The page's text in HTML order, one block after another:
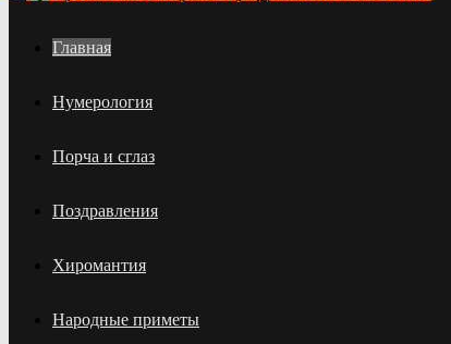
Главная
Нумерология
Порча и сглаз
Поздравления
Хиромантия
Народные приметы